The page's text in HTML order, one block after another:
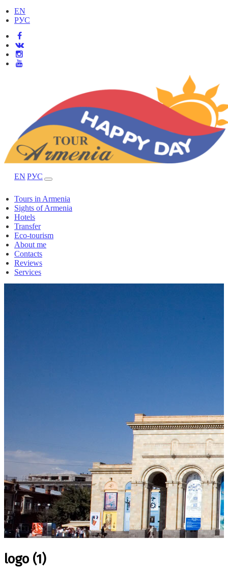
EN
РУС
EN РУС
Tours in Armenia
Sights of Armenia
Hotels
Transfer
Eco-tourism
About me
Contacts
Reviews
Services
logo (1)